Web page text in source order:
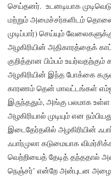
செய்தனர். உடனடியாக
மற்றும் அமைச்சர்களிடம்
முடிப்பார்) செய்யும்
அழகிரியின் அதிகாரத்தைக்
குறித்தான பிம்பம்
அழகிரியின் இந்த போக்கை
காரணம் தென் மாவட்டங்கள்
இருந்ததும், அங்கு பலமாக
அழகிரியால் முடியும் என
இடைதேர்தலில் அழகிரியின்
ஃபார்முலா கடுமையாக
வெற்றியைத் தேடித்
நெஞ்சர்’ என்றே அன்புடன